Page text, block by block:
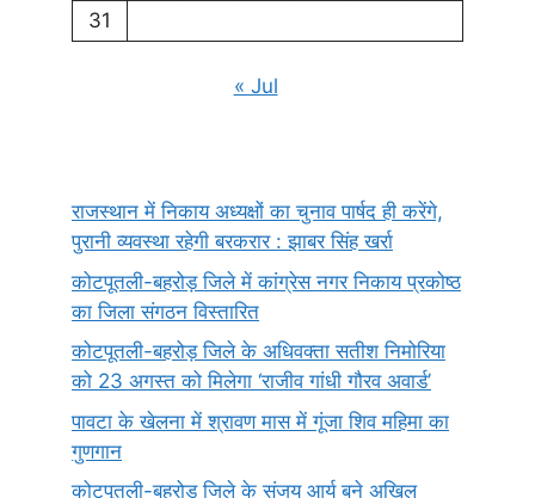
31
« Jul
राजस्थान में निकाय अध्यक्षों का चुनाव पार्षद ही करेंगे,
पुरानी व्यवस्था रहेगी बरकरार : झाबर सिंह खर्रा
कोटपूतली-बहरोड़ जिले में कांग्रेस नगर निकाय प्रकोष्ठ
का जिला संगठन विस्तारित
कोटपूतली-बहरोड़ जिले के अधिवक्ता सतीश निमोरिया
को 23 अगस्त को मिलेगा ‘राजीव गांधी गौरव अवार्ड’
पावटा के खेलना में श्रावण मास में गूंजा शिव महिमा का
गुणगान
कोटपूतली-बहरोड़ जिले के संजय आर्य बने अखिल